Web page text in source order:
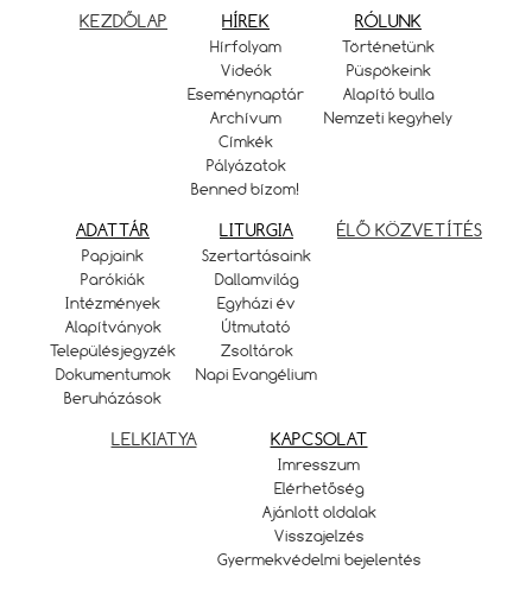
KEZDŐLAP HÍREK
Hírfolyam
Videók
Eseménynaptár
Archívum
Címkék
Pályázatok
Benned bízom!
RÓLUNK
Történetünk
Püspökeink
Alapító bulla
Nemzeti kegyhely
ADATTÁR
Papjaink
Parókiák
Intézmények
Alapítványok
Településjegyzék
Dokumentumok
Beruházások
LITURGIA
Szertartásaink
Dallamvilág
Egyházi év
Útmutató
Zsoltárok
Napi Evangélium
ÉLŐ KÖZVETÍTÉS
LELKIATYA KAPCSOLAT
Imresszum
Elérhetőség
Ajánlott oldalak
Visszajelzés
Gyermekvédelmi bejelentés